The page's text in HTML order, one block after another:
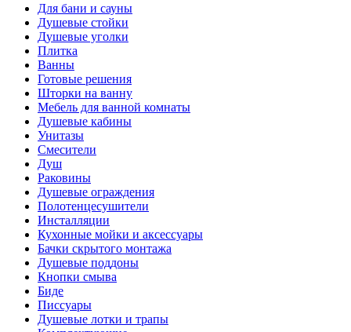
Для бани и сауны
Душевые стойки
Душевые уголки
Плитка
Ванны
Готовые решения
Шторки на ванну
Мебель для ванной комнаты
Душевые кабины
Унитазы
Смесители
Душ
Раковины
Душевые ограждения
Полотенцесушители
Инсталляции
Кухонные мойки и аксессуары
Бачки скрытого монтажа
Душевые поддоны
Кнопки смыва
Биде
Писсуары
Душевые лотки и трапы